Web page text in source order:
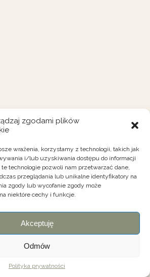
zgodami plików
wrażenia, korzystamy z technologii, takich jak
i/lub uzyskiwania dostępu do informacji
technologie pozwoli nam przetwarzać dane,
przeglądania lub unikalne identyfikatory na
zgody lub wycofanie zgody może
niektóre cechy i funkcje.
Akceptuję
Odmów
Polityka prywatności